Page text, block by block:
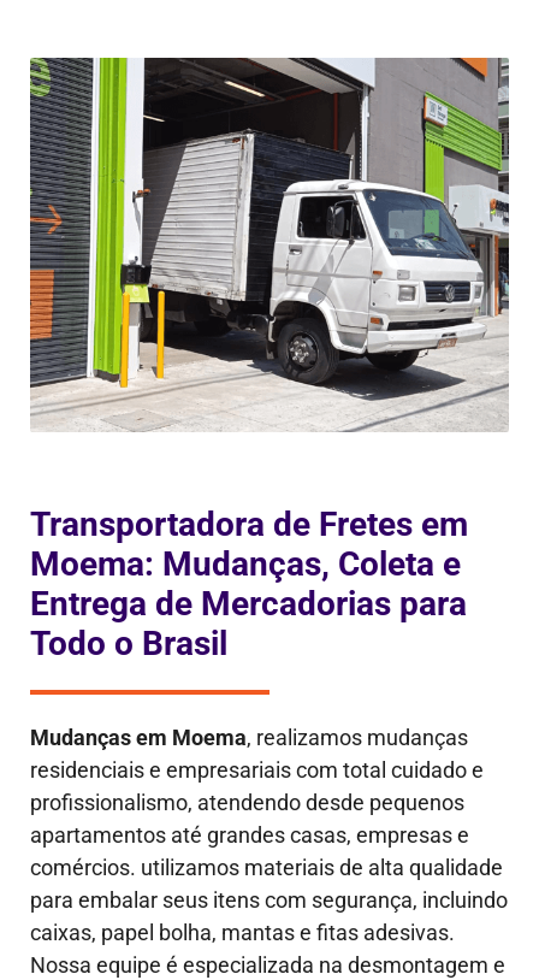
Transportadora de Fretes em
Moema: Mudanças, Coleta e
Entrega de Mercadorias para
Todo o Brasil
Mudanças em Moema, realizamos mudanças
residenciais e empresariais com total cuidado e
profissionalismo, atendendo desde pequenos
apartamentos até grandes casas, empresas e
comércios. utilizamos materiais de alta qualidade
para embalar seus itens com segurança, incluindo
caixas, papel bolha, mantas e fitas adesivas.
Nossa equipe é especializada na desmontagem e